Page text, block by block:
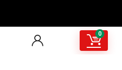
0